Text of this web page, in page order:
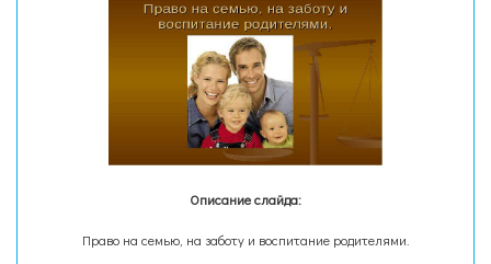
Описание слайда:
Право на семью, на заботу и воспитание родителями.